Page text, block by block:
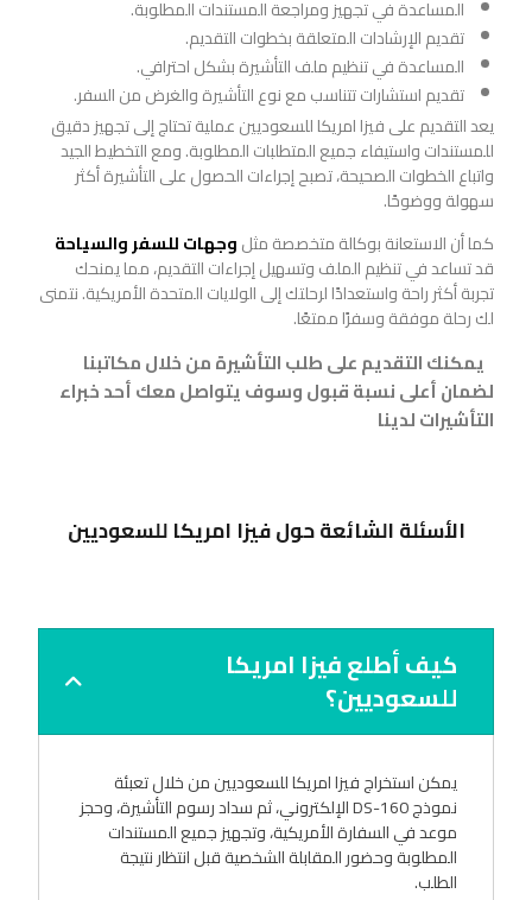
المساعدة في تجهيز ومراجعة المستندات المطلوبة.
تقديم الإرشادات المتعلقة بخطوات التقديم.
المساعدة في تنظيم ملف التأشيرة بشكل احترافي.
تقديم استشارات تتناسب مع نوع التأشيرة والغرض من السفر.
يعد التقديم على فيزا امريكا للسعوديين عملية تحتاج إلى تجهيز دقيق
للمستندات واستيفاء جميع المتطلبات المطلوبة. ومع التخطيط الجيد
واتباع الخطوات الصحيحة، تصبح إجراءات الحصول على التأشيرة أكثر
سهولة ووضوحًا.
كما أن الاستعانة بوكالة متخصصة مثلوجهات للسفر والسياحة
قد تساعد في تنظيم الملف وتسهيل إجراءات التقديم، مما يمنحك
تجربة أكثر راحة واستعدادًا لرحلتك إلى الولايات المتحدة الأمريكية. نتمنى
لك رحلة موفقة وسفرًا ممتعًا.
يمكنك التقديم على طلب التأشيرة من خلال مكاتبنا
لضمان أعلى نسبة قبول وسوف يتواصل معك أحد خبراء
التأشيرات لدينا
الأسئلة الشائعة حول فيزا امريكا للسعوديين
كيف أطلع فيزا امريكا
للسعوديين؟
يمكن استخراج فيزا امريكا للسعوديين من خلال تعبئة
نموذج DS-160 الإلكتروني، ثم سداد رسوم التأشيرة، وحجز
موعد في السفارة الأمريكية، وتجهيز جميع المستندات
المطلوبة وحضور المقابلة الشخصية قبل انتظار نتيجة
الطلب.